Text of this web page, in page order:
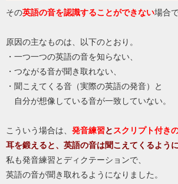
その英語の音を認識することができない場合
原因の主なものは、以下のとおり。
・一つ一つの英語の音を知らない、
・つながる音が聞き取れない、
・聞こえてくる音（実際の英語の発音）と
自分が想像している音が一致していない。
こういう場合は、 発音練習と スクリプト付き
耳を鍛えると、英語の音は聞こえてくるように
私も発音練習とディクテーションで、
英語の音が聞き取れるようになりました。